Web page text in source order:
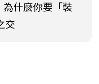
什麼你要「裝
交